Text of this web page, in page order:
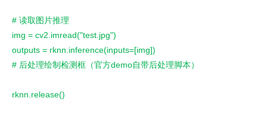
# 读取图片推理
img = cv2.imread("test.jpg")
outputs = rknn.inference(inputs=[img])
# 后处理绘制检测框（官方demo自带后处理脚本）
rknn.release()